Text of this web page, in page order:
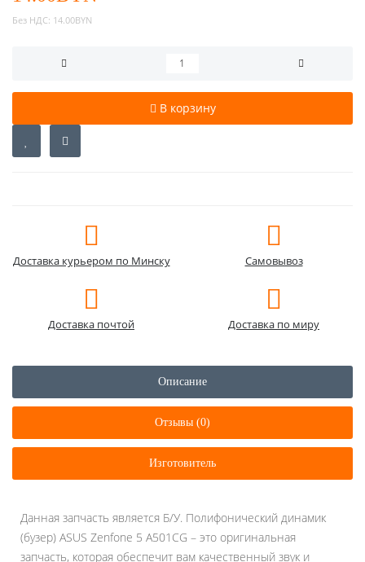
Без НДС: 14.00BYN
В корзину
Доставка курьером по Минску Самовывоз
Доставка почтой Доставка по миру
Описание
Отзывы (0)
Изготовитель
Данная запчасть является Б/У. Полифонический динамик
(бузер) ASUS Zenfone 5 A501CG – это оригинальная
запчасть, которая обеспечит вам качественный звук и